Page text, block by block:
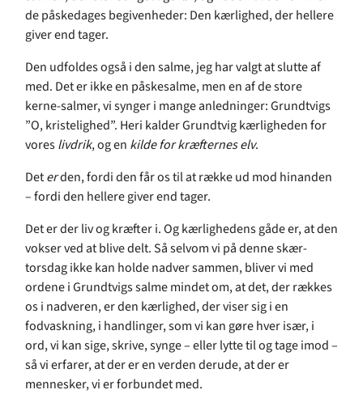
de påskedages begivenheder: Den kærlighed, der hellere
giver end tager.
Den udfoldes også i den salme, jeg har valgt at slutte af
med. Det er ikke en påskesalme, men en af de store
kerne-salmer, vi synger i mange anledninger: Grundtvigs
”O, kristelighed”. Heri kalder Grundtvig kærligheden for
voreslivdrik, og en kilde for kræfternes elv.
Deterden, fordi den får os til at række ud mod hinanden
– fordi den hellere giver end tager.
Det er der liv og kræfter i. Og kærlighedens gåde er, at den
vokser ved at blive delt. Så selvom vi på denne skær-
torsdag ikke kan holde nadver sammen, bliver vi med
ordene i Grundtvigs salme mindet om, at det, der rækkes
os i nadveren, er den kærlighed, der viser sig i en
fodvaskning, i handlinger, som vi kan gøre hver især, i
ord, vi kan sige, skrive, synge – eller lytte til og tage imod –
så vi erfarer, at der er en verden derude, at der er
mennesker, vi er forbundet med.